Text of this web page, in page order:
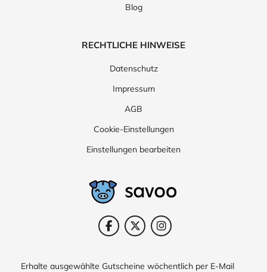
Blog
RECHTLICHE HINWEISE
Datenschutz
Impressum
AGB
Cookie-Einstellungen
Einstellungen bearbeiten
Erhalte ausgewählte Gutscheine wöchentlich per E-Mail